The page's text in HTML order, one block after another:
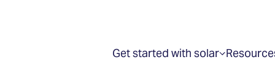
Get started with solarShow